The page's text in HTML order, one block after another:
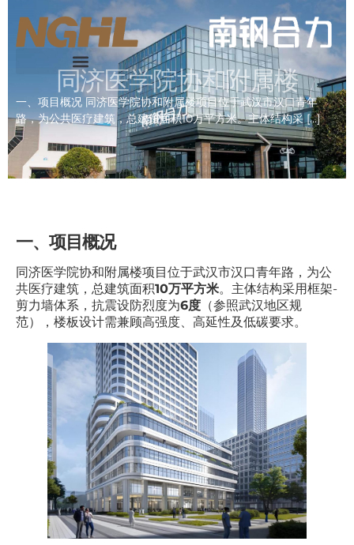
同济医学院协和附属楼
一、项目概况 同济医学院协和附属楼项目位于武汉市汉口青年
路，为公共医疗建筑，总建筑面积10万平方米。主体结构采 […]
一、项目概况
同济医学院协和附属楼项目位于武汉市汉口青年路，为公
共医疗建筑，总建筑面积10万平方米。主体结构采用框架-
剪力墙体系，抗震设防烈度为6度 （参照武汉地区规
范），楼板设计需兼顾高强度、高延性及低碳要求。